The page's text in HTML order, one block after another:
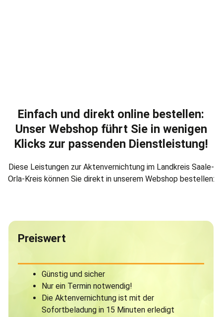
Einfach und direkt online bestellen:
Unser Webshop führt Sie in wenigen
Klicks zur passenden Dienstleistung!
Diese Leistungen zur Aktenvernichtung im Landkreis Saale-
Orla-Kreis können Sie direkt in unserem Webshop bestellen:
Preiswert
Günstig und sicher
Nur ein Termin notwendig!
Die Aktenvernichtung ist mit der
Sofortbeladung in 15 Minuten erledigt